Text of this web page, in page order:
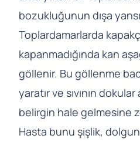
bozukluğunun dışa
Toplardamarlarda
kapanmadığında kan
göllenir. Bu göllenme
yaratır ve sıvının
belirgin hale gelmesine
Hasta bunu şişlik,